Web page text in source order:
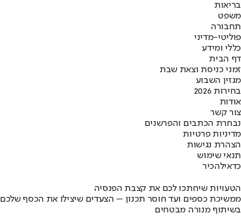
בריאות
משפט
תחבורה
פוליטי-מדיני
כללי ומידע
דף הבית
זמני כניסת וצאת שבת
מגזין השבוע
בחירות 2026
אודות
צור קשר
נבחרת הכתבים והפרשנים
מדיניות פרטיות
הצהרת נגישות
תנאי שימוש
כדאילהכיר
הטעויות שיחתכו לכם את קצבת הפנסיה
ממשיכת כספים ועד חוסר תכנון – הצעדים שיצילו את הכסף שלכם
בשיתוף מנורה מבטחים